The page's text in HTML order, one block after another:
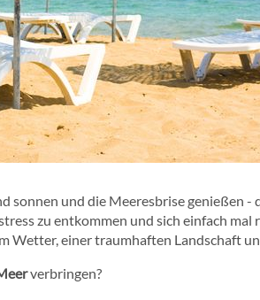
sonnen und die Meeresbrise genießen -
zu entkommen und sich einfach
Wetter, einer traumhaften Landschaft
verbringen?